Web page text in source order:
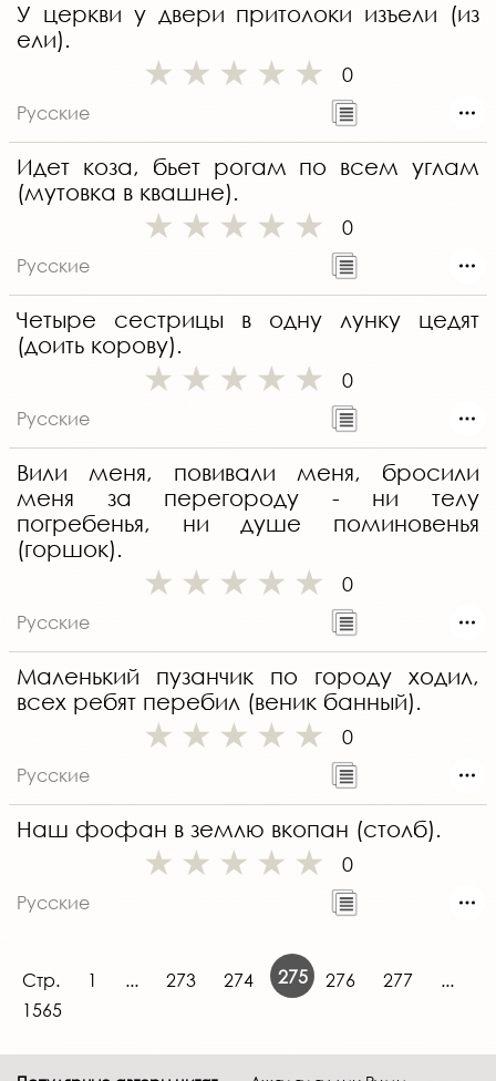
У церкви у двери притолоки изъели (из
ели).
0
Русские
Идет коза, бьет рогам по всем углам
(мутовка в квашне).
0
Русские
Четыре сестрицы в одну лунку цедят
(доить корову).
0
Русские
Вили меня, повивали меня, бросили
меня за перегороду - ни телу
погребенья, ни душе поминовенья
(горшок).
0
Русские
Маленький пузанчик по городу ходил,
всех ребят перебил (веник банный).
0
Русские
Наш фофан в землю вкопан (столб).
0
Русские
Стр. 1 ... 273 274 275 276 277
...
1565